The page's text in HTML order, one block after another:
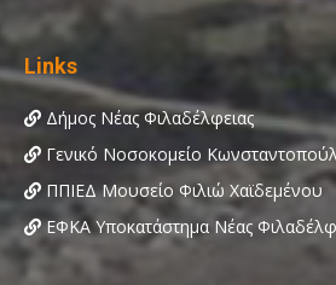
Links
Δήμος Νέας Φιλαδέλφειας
Γενικό Νοσοκομείο
ΠΠΙΕΔ Μουσείο Φιλιώ Χαϊδεμένου
ΕΦΚΑ Υποκατάστημα Νέας